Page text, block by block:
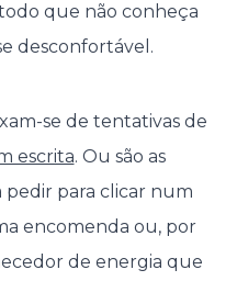
que não conheça
desconfortável.
se de tentativas de
escrita. Ou são as
pedir para clicar num
encomenda ou, por
de energia que